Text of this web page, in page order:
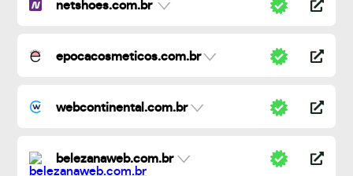
netshoes.com.br
epocacosmeticos.com.br
webcontinental.com.br
belezanaweb.com.br